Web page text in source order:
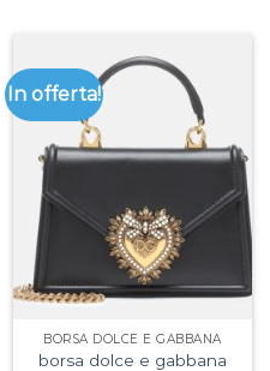
In offerta!
BORSA DOLCE E GABBANA
borsa dolce e gabbana